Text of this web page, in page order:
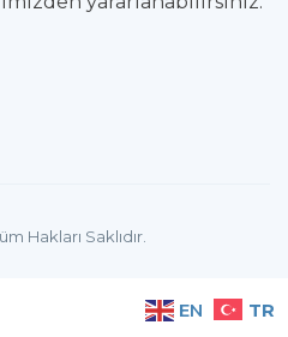
Hakları Saklıdır.
EN TR